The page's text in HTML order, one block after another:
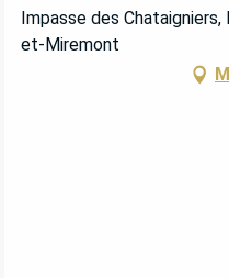
Impasse des
et-Miremont